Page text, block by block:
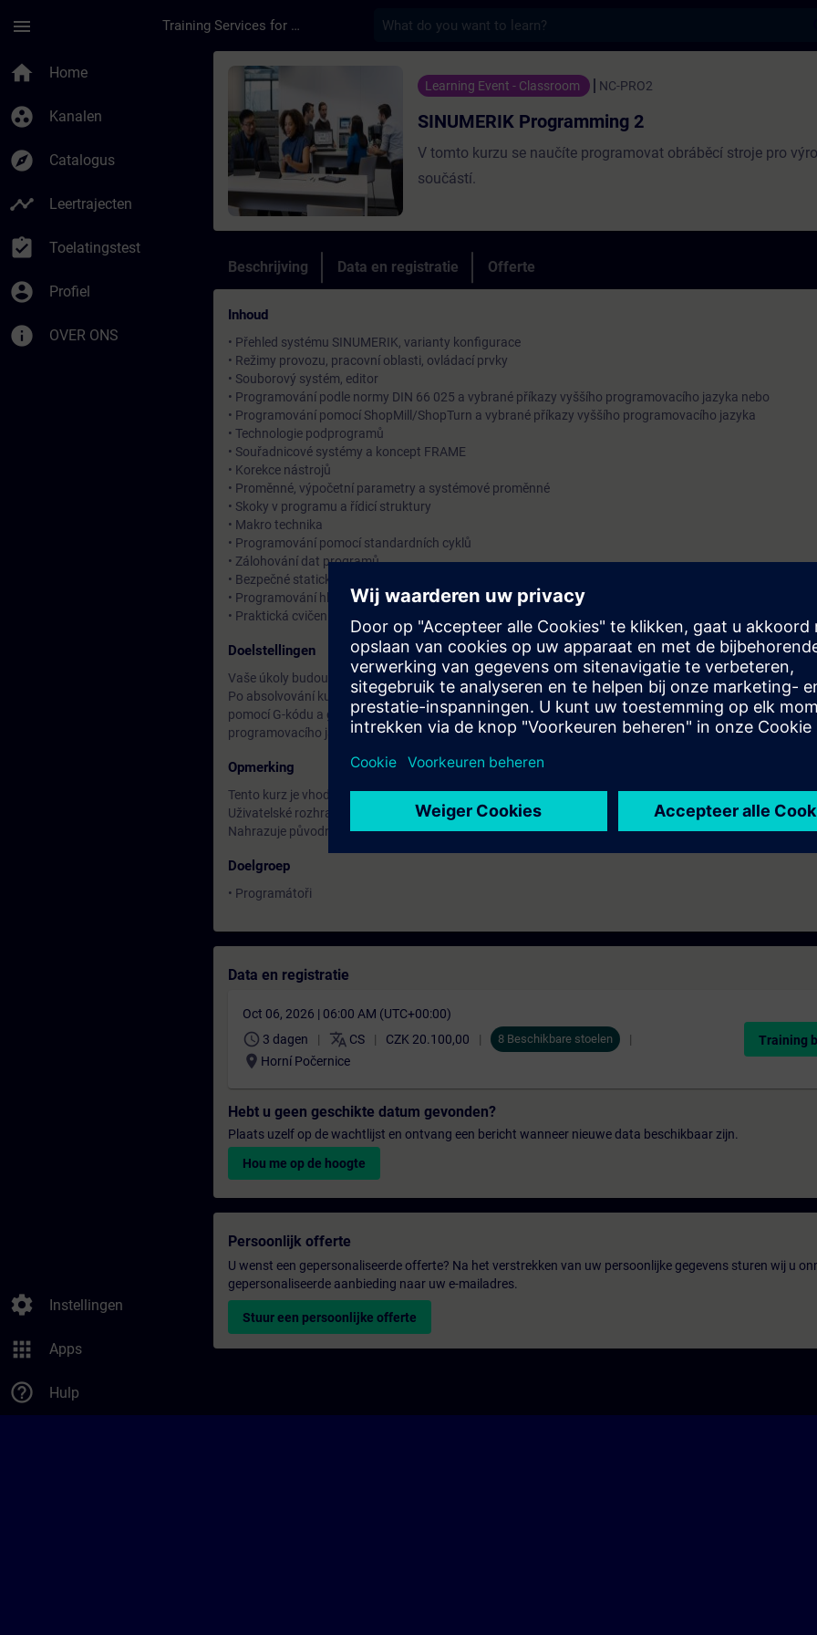
menu Training Services for Digital Industries
home Home
group_work Kanalen
explore Catalogus
timeline Leertrajecten
assignment_turned_in Toelatingstest
account_circle Profiel
info OVER ONS
settings Instellingen
apps Apps
help_outline Hulp
Cursus - SINUMERIK Programming 2 - Training - Opleiding -
Learning Event - Classroom NC-PRO2
SINUMERIK Programming 2
V tomto kurzu se naučíte programovat obráběcí stroje pro
součástí.
Beschrijving Data en registratie Offerte
Inhoud
• Přehled systému SINUMERIK, varianty konfigurace
• Režimy provozu, pracovní oblasti, ovládací prvky
• Souborový systém, editor
• Programování podle normy DIN 66 025 a vybrané příkazy vyššího programovacího jazyka nebo
• Programování pomocí ShopMill/ShopTurn a vybrané příkazy vyššího programovacího jazyka
• Technologie podprogramů
• Souřadnicové systémy a koncept FRAME
• Korekce nástrojů
• Proměnné, výpočetní parametry a systémové proměnné
• Skoky v programu a řídicí struktury
• Makro technika
• Programování pomocí standardních cyklů
• Zálohování dat programů
• Bezpečné statické naklápění rotační osy (osa B)
• Programování hlavního a protivřetene (6 vzorových případů)
• Praktická cvičení programování na školicích zařízeních
Doelstellingen
Vaše úkoly budou zahrnovat programování obráběcích strojů pro výrobu složitých součástí.
Po absolvování kurzu budete schopni vytvářet programy dílů na základě výkresů obrobků. Budete
pomocí G-kódu a grafických uživatelských rozhraní ShopMill a ShopTurn. Dále budete používat vybrané
programovacího jazyka. Budete také schopni vytvořit uživatelský program.
Opmerking
Tento kurz je vhodný pro uživatele řídicích systémů Siemens SINUMERIK ONE, SINUMERIK 828 a
Uživatelské rozhraní je ve všech případech stejné.
Nahrazuje původní školení: NC-840DSL-ADPROG (Programování Sinumerik 840D, 840D sl - pokročilý)
Doelgroep
• Programátoři
Data en registratie
Oct 06, 2026 | 06:00 AM (UTC+00:00)
schedule 3 dagen translate CS CZK 20.100,00 8 Beschikbare stoelen
location_on Horní Počernice
Training
Hebt u geen geschikte datum gevonden?
Plaats uzelf op de wachtlijst en ontvang een bericht wanneer nieuwe data beschikbaar zijn.
Hou me op de hoogte
Persoonlijk offerte
U wenst een gepersonaliseerde offerte? Na het verstrekken van uw persoonlijke gegevens sturen wij u
gepersonaliseerde aanbieding naar uw e-mailadres.
Stuur een persoonlijke offerte